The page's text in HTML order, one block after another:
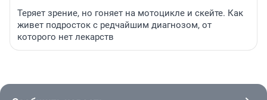
Теряет зрение, но гоняет на мотоцикле и скейте. Как
живет подросток с редчайшим диагнозом, от
которого нет лекарств